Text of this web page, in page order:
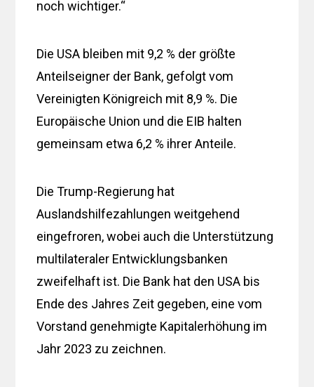
noch wichtiger.“
Die USA bleiben mit 9,2 % der größte
Anteilseigner der Bank, gefolgt vom
Vereinigten Königreich mit 8,9 %. Die
Europäische Union und die EIB halten
gemeinsam etwa 6,2 % ihrer Anteile.
Die Trump-Regierung hat
Auslandshilfezahlungen weitgehend
eingefroren, wobei auch die Unterstützung
multilateraler Entwicklungsbanken
zweifelhaft ist. Die Bank hat den USA bis
Ende des Jahres Zeit gegeben, eine vom
Vorstand genehmigte Kapitalerhöhung im
Jahr 2023 zu zeichnen.